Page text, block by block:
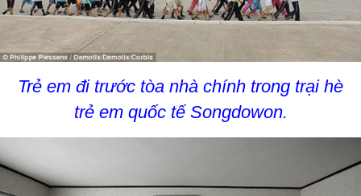
Trẻ em đi trước tòa nhà chính trong trại hè
trẻ em quốc tế Songdowon.